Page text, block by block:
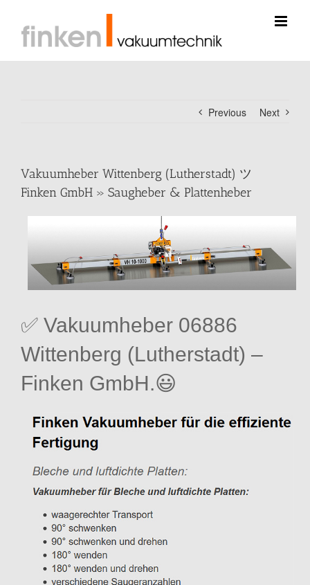
content
Previous Next
Vakuumheber Wittenberg (Lutherstadt) ツ
Finken GmbH » Saugheber & Plattenheber
✅ Vakuumheber 06886
Wittenberg (Lutherstadt) –
Finken GmbH.😃